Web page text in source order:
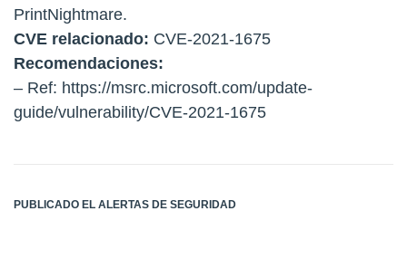
PrintNightmare.
CVE relacionado: CVE-2021-1675
Recomendaciones:
– Ref: https://msrc.microsoft.com/update-
guide/vulnerability/CVE-2021-1675
PUBLICADO EL ALERTAS DE SEGURIDAD